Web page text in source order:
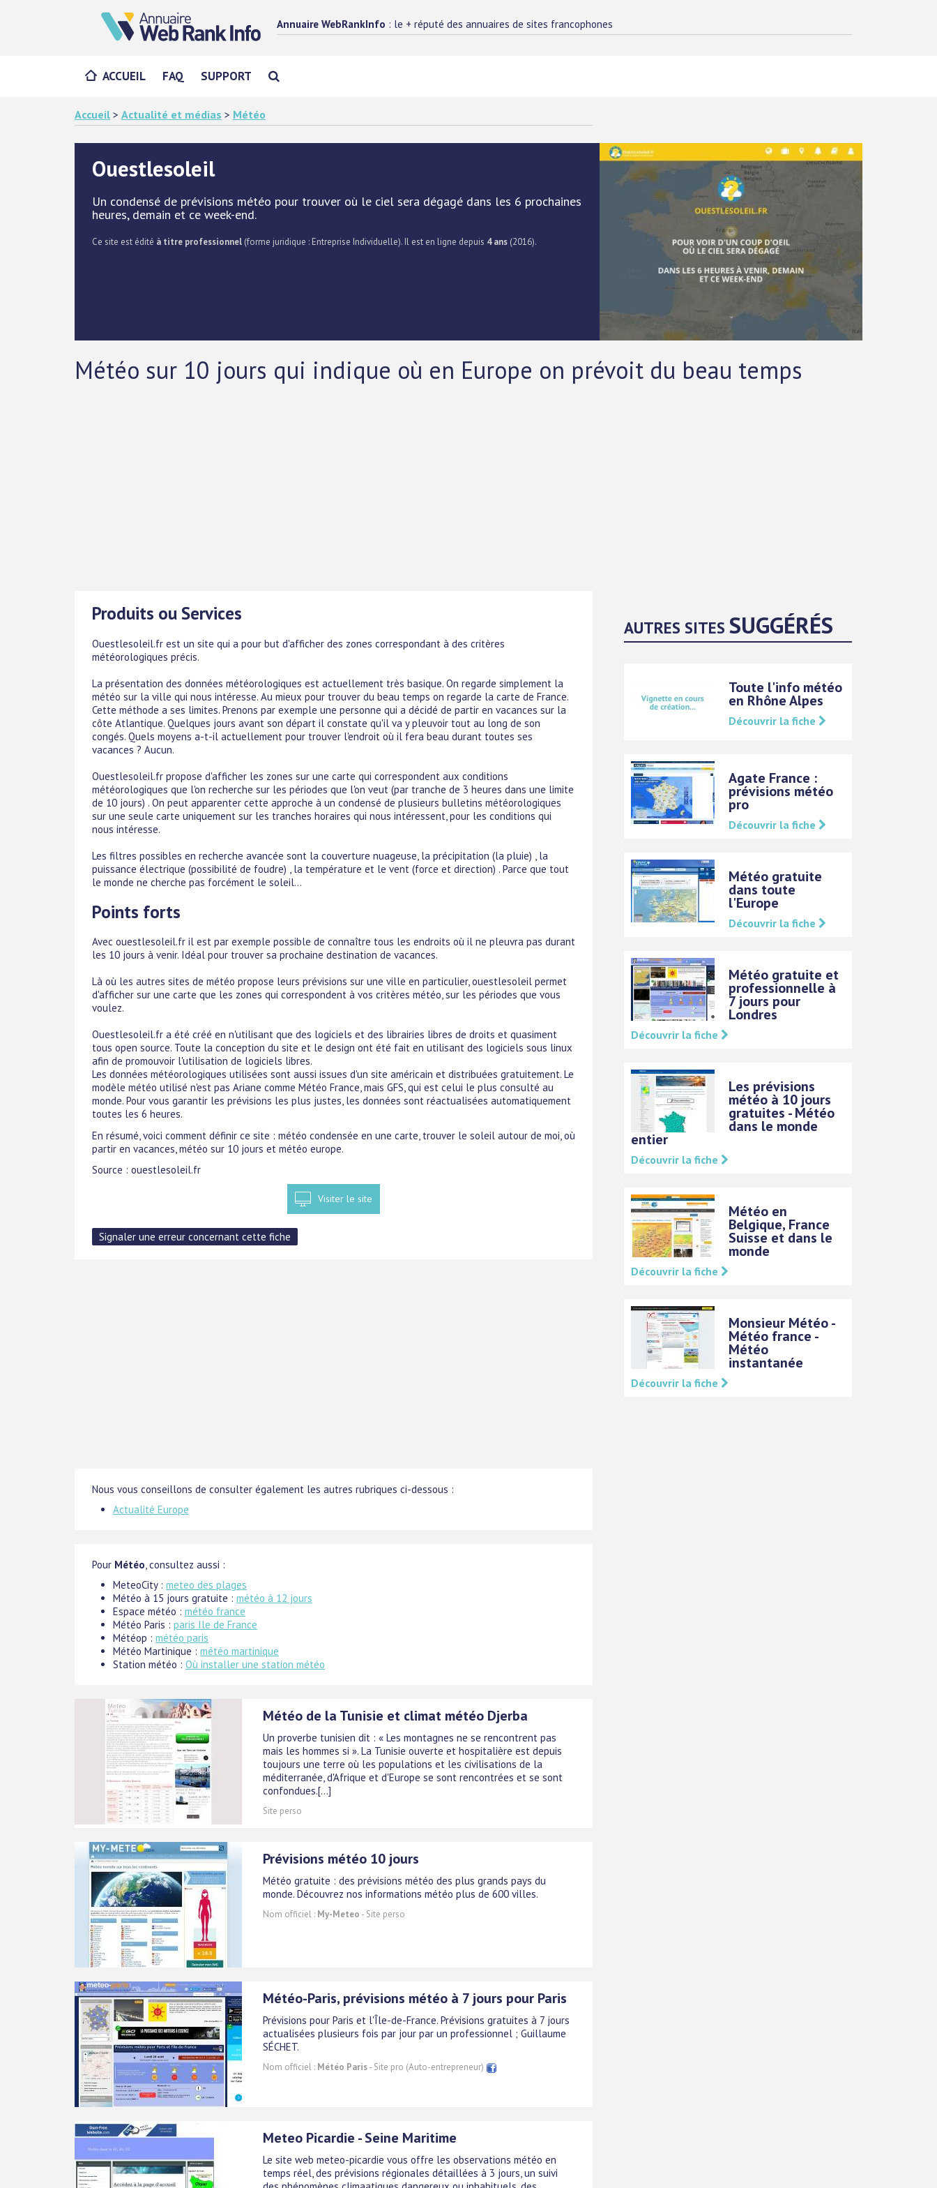
Annuaire WebRankInfo : le + réputé des annuaires de sites francophones
ACCUEIL FAQ SUPPORT
Accueil > Actualité et médias > Météo
Ouestlesoleil
Un condensé de prévisions météo pour trouver où le ciel sera dégagé dans les 6 prochaines
heures, demain et ce week-end.
Ce site est édité à titre professionnel (forme juridique : Entreprise Individuelle). Il est en ligne depuis 4 ans (2016).
Météo sur 10 jours qui indique où en Europe on prévoit du beau temps
Produits ou Services
Ouestlesoleil.fr est un site qui a pour but d'afficher des zones correspondant à des critères
météorologiques précis.
La présentation des données météorologiques est actuellement très basique. On regarde simplement la
météo sur la ville qui nous intéresse. Au mieux pour trouver du beau temps on regarde la carte de France.
Cette méthode a ses limites. Prenons par exemple une personne qui a décidé de partir en vacances sur la
côte Atlantique. Quelques jours avant son départ il constate qu'il va y pleuvoir tout au long de son
congés. Quels moyens a-t-il actuellement pour trouver l'endroit où il fera beau durant toutes ses
vacances ? Aucun.
Ouestlesoleil.fr propose d'afficher les zones sur une carte qui correspondent aux conditions
météorologiques que l'on recherche sur les périodes que l'on veut (par tranche de 3 heures dans une limite
de 10 jours) . On peut apparenter cette approche ​à un condensé de plusieurs bulletins météorologiques ​
sur​ une seule carte uniquement sur les tranches horaires qui nous intéressent, pour les conditions qui
nous intéresse.
Les filtres possibles en recherche avancée sont la couverture nuageuse, l​a​ précipitation (la pluie) , la
puissance électrique (possibilité de foudre) , la température et le vent (force et direction) . Parce que tout
le monde ne cherche pas forcément le soleil...
Points forts
Avec ouestlesoleil.fr il est par exemple possible de connaître tous les endroits où il ne pleuvra pas durant
les 10 jours à venir. Idéal pour trouver sa prochaine destination de vacances.
Là où les autres sites de météo propose leurs prévisions sur une ville en particulier, ouestlesoleil permet
d'afficher sur une carte que les zones qui correspondent à vos critères météo, sur les périodes que vous
voulez.
Ouestlesoleil.fr a été créé en n'utilisant que des logiciels et des librairies libres de droits​ et quasiment
tous ​open source. Toute la conception du site et le design ont été fait en utilisant des logiciels sous linux
afin de promouvoir l'utilisation de logiciels libres.
Les données météorologiques utilisées sont aussi issues d'un site américain et distribuées gratuitement. Le
modèle météo utilisé n'est pas Ariane comme Météo France, mais GFS, qui est celui le plus consulté au
monde. Pour vous garantir les prévisions les plus justes, les données sont réactualisées automatiquement
toutes les 6 heures.
En résumé, voici comment définir ce site : météo condensée en une carte, trouver le soleil autour de moi, où
partir en vacances, météo sur 10 jours et météo europe.
Source : ouestlesoleil.fr
Visiter le site
Nous vous conseillons de consulter également les autres rubriques ci-dessous :
Actualité Europe
Pour Météo, consultez aussi :
MeteoCity : meteo des plages
Météo à 15 jours gratuite : météo à 12 jours
Espace météo : météo france
Météo Paris : paris Ile de France
Météop : météo paris
Météo Martinique : météo martinique
Station météo : Où installer une station météo
Météo de la Tunisie et climat météo Djerba
Un proverbe tunisien dit : « Les montagnes ne se rencontrent pas
mais les hommes si ». La Tunisie ouverte et hospitalière est depuis
toujours une terre où les populations et les civilisations de la
méditerranée, d'Afrique et d'Europe se sont rencontrées et se sont
confondues.[...]
Site perso
Prévisions météo 10 jours
Météo gratuite : des prévisions météo des plus grands pays du
monde. Découvrez nos informations météo plus de 600 villes.
Nom officiel : My-Meteo - Site perso
Météo-Paris, prévisions météo à 7 jours pour Paris
Prévisions pour Paris et l'Île-de-France. Prévisions gratuites à 7 jours
actualisées plusieurs fois par jour par un professionnel ; Guillaume
SÉCHET.
Nom officiel : Météo Paris- Site pro (Auto-entrepreneur)
Meteo Picardie - Seine Maritime
Le site web meteo-picardie vous offre les observations météo en
temps réel, des prévisions régionales détaillées à 3 jours, un suivi
AUTRES SITESSUGGÉRÉS
Toute l'info météo
en Rhône Alpes
Découvrir la fiche
Agate France :
prévisions météo
pro
Découvrir la fiche
Météo gratuite
dans toute
l'Europe
Découvrir la fiche
Météo gratuite et
professionnelle à
7 jours pour
Londres
Découvrir la fiche
Les prévisions
météo à 10 jours
gratuites - Météo
dans le monde
entier
Découvrir la fiche
Météo en
Belgique, France
Suisse et dans le
monde
Découvrir la fiche
Monsieur Météo -
Météo france -
Météo
instantanée
Découvrir la fiche